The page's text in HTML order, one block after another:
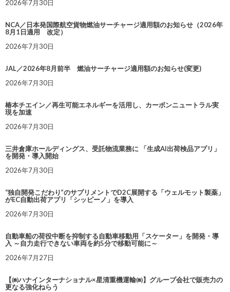
2026年7月30日
NCA／日本発国際航空貨物燃油サーチャージ適用額のお知らせ（2026年
8月1日適用 改定）
2026年7月30日
JAL／2026年8月前半 燃油サーチャージ適用額のお知らせ(変更)
2026年7月30日
椿本チエイン／再生可能エネルギーを活用し、カーボンニュートラル実
現を加速
2026年7月30日
三井倉庫ホールディングス、受託物流業務に 「生成AI出荷検品アプリ」
を開発・導入開始
2026年7月30日
“独自開発こだわり”のサプリメントでD2C展開する「ウェルモット製薬」
がEC自動出荷アプリ「シッピーノ」を導入
2026年7月30日
自動車船の荷役中断を抑制する自動車移動用「スケーター」を開発・導
入 ～自力走行できない車両を約5分で移動可能に～
2026年7月27日
【㈱ハナインターナショナル×星清重機運輸㈱】グループ会社で販売力の
更なる強化ねらう